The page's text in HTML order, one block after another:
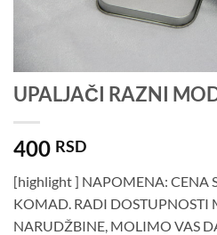
UPALJAČI RAZNI
400 RSD
[highlight ] NAPOMENA: CENA
KOMAD. RADI DOSTUPNOSTI
NARUDŽBINE, MOLIMO VAS